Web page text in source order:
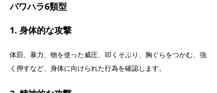
パワハラ6類型
1. 身体的な攻撃
体罰、暴力、物を使った威圧、叩くそぶり、胸ぐらをつかむ、強
く押すなど、身体に向けられた行為を確認します。